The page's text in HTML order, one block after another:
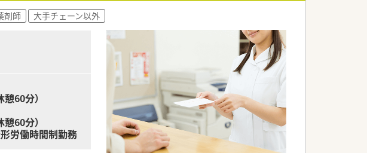
る方など、今後のなりたい姿をサポートしています。
ため、目標に向かってどうなりたいかなどを一緒に考えてく
ざいます。
っています。
んのこと、従業員からの声も反映し喜んで働けるような環境づ
ます！
剤師 大手チェーン以外
憩60分）
憩60分）
労働時間制勤務